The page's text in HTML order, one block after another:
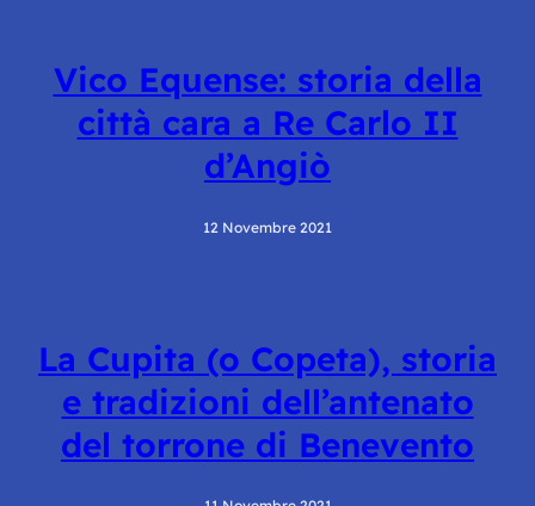
Vico Equense: storia della
città cara a Re Carlo II
d’Angiò
12 Novembre 2021
La Cupita (o Copeta), storia
e tradizioni dell’antenato
del torrone di Benevento